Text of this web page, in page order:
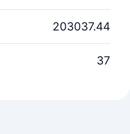
203037.44
37